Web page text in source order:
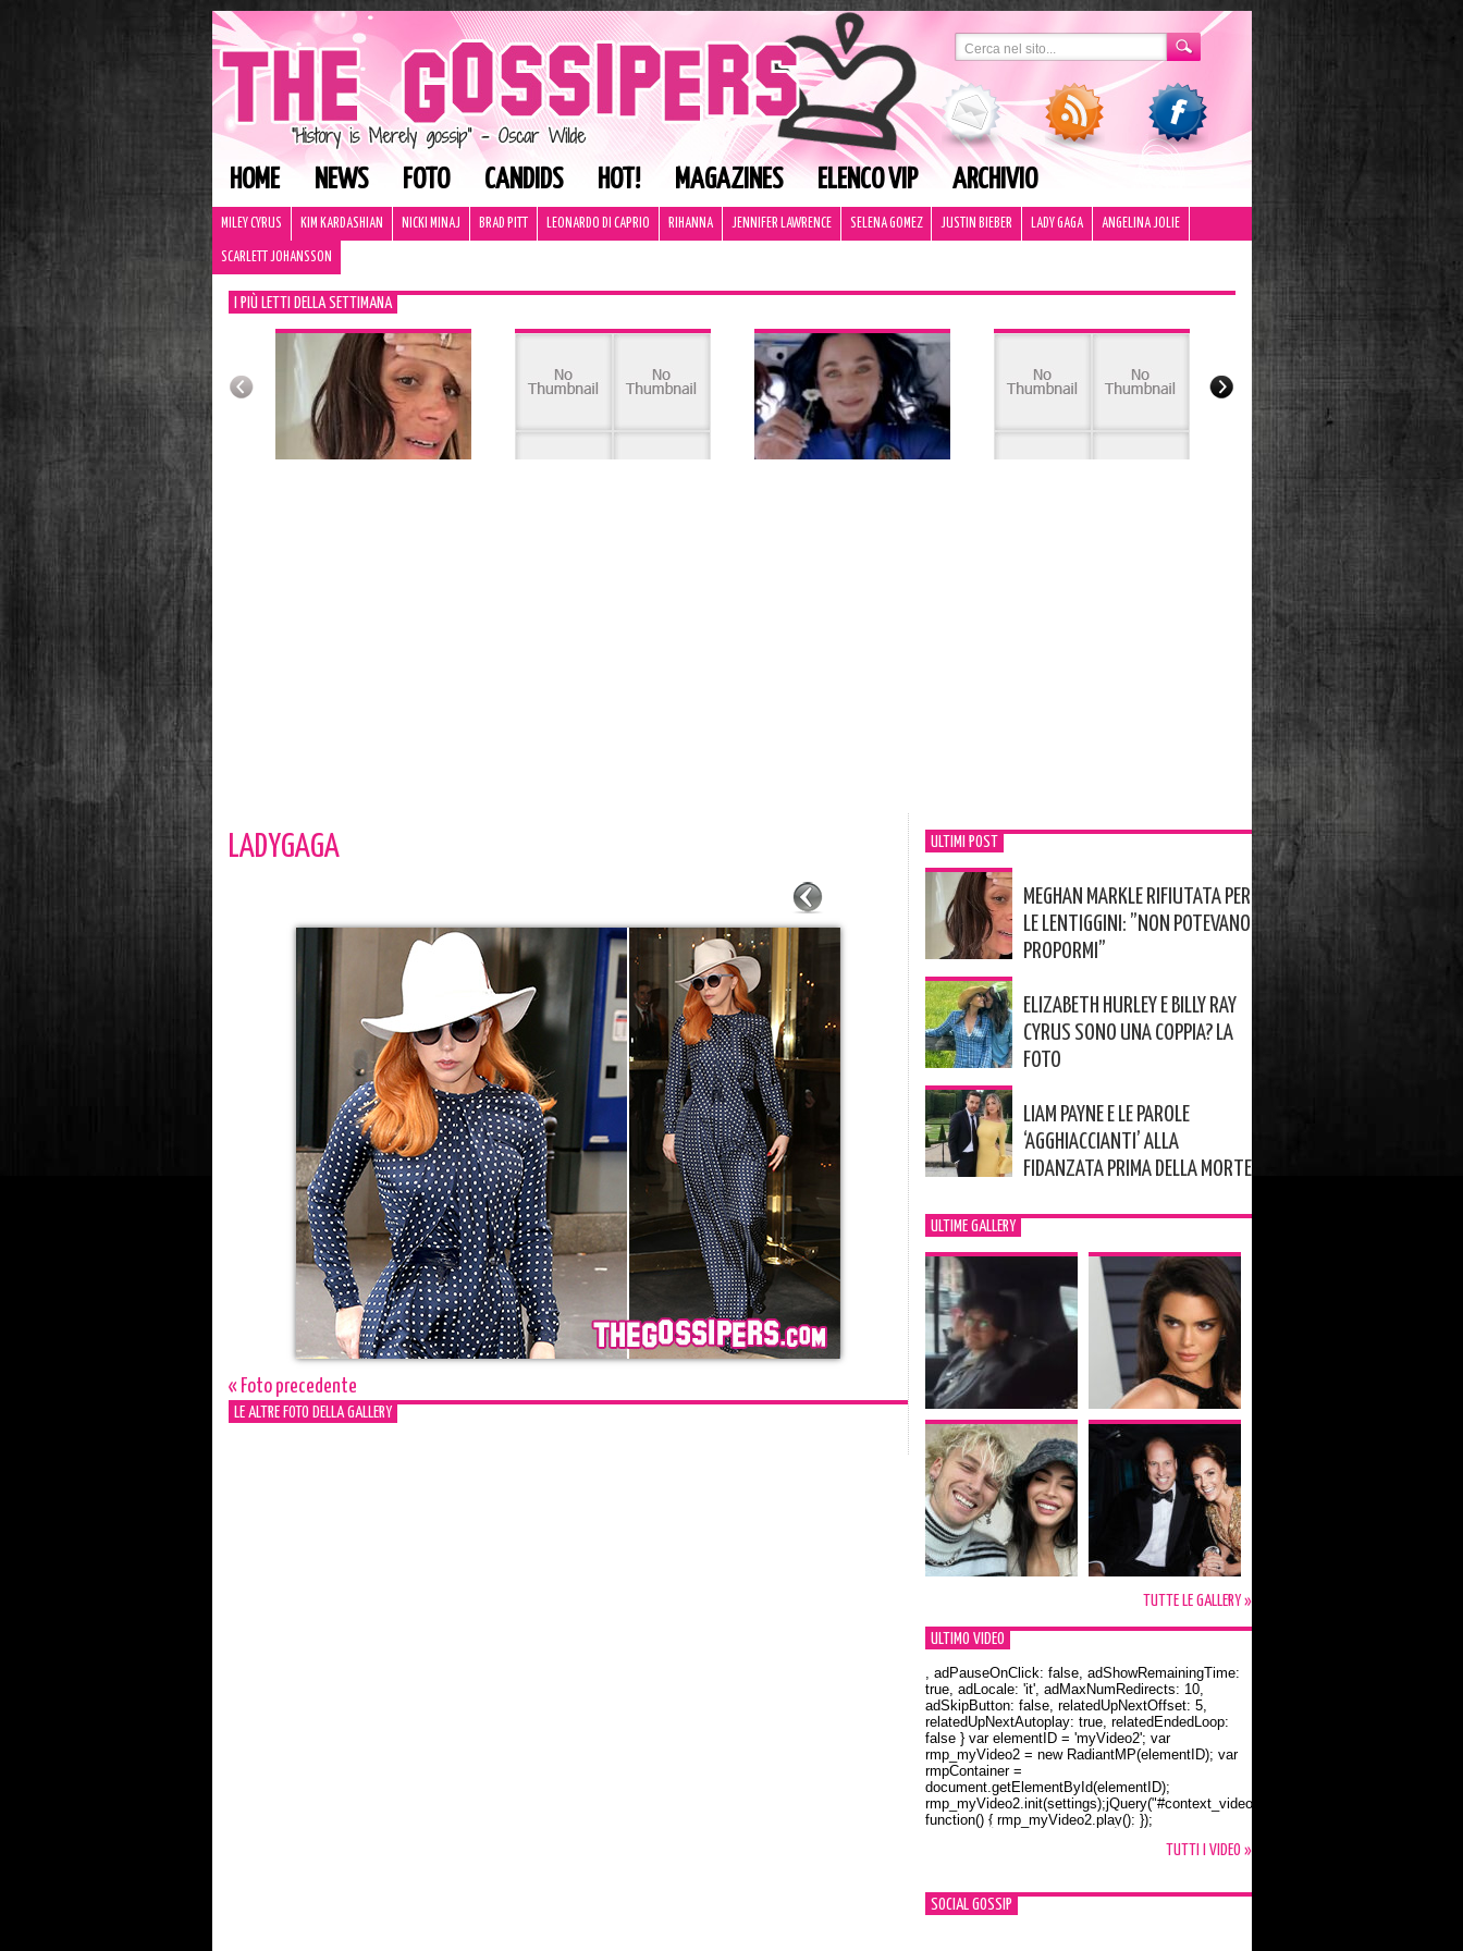
HOME NEWS FOTO CANDIDS HOT! MAGAZINES ELENCO VIP ARCHIVIO
MILEY CYRUS KIM KARDASHIAN NICKI MINAJ BRAD PITT LEONARDO DI CAPRIO RIHANNA JENNIFER LAWRENCE SELENA GOMEZ JUSTIN BIEBER LADY GAGA ANGELINA JOLIE
SCARLETT JOHANSSON
I PIÙ LETTI DELLA SETTIMANA
LADYGAGA
« Foto precedente
LE ALTRE FOTO DELLA GALLERY
ULTIMI POST
MEGHAN MARKLE RIFIUTATA PER
LE LENTIGGINI: ”NON POTEVANO
PROPORMI”
ELIZABETH HURLEY E BILLY RAY
CYRUS SONO UNA COPPIA? LA
FOTO
LIAM PAYNE E LE PAROLE
‘AGGHIACCIANTI’ ALLA
FIDANZATA PRIMA DELLA MORTE
ULTIME GALLERY
TUTTE LE GALLERY »
ULTIMO VIDEO
Orlando Bloom e la t-shirt dedicata a Flynn
, adPauseOnClick: false, adShowRemainingTime:
true, adLocale: 'it', adMaxNumRedirects: 10,
adSkipButton: false, relatedUpNextOffset: 5,
relatedUpNextAutoplay: true, relatedEndedLoop:
false } var elementID = 'myVideo2'; var
rmp_myVideo2 = new RadiantMP(elementID); var
rmpContainer =
document.getElementById(elementID);
rmp_myVideo2.init(settings);jQuery("#context_video2").one("mouseover",
function() { rmp_myVideo2.play(); });
TUTTI I VIDEO »
SOCIAL GOSSIP